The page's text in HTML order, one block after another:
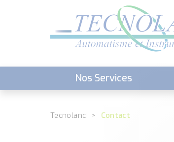
Nos Services
Tecnoland Contact